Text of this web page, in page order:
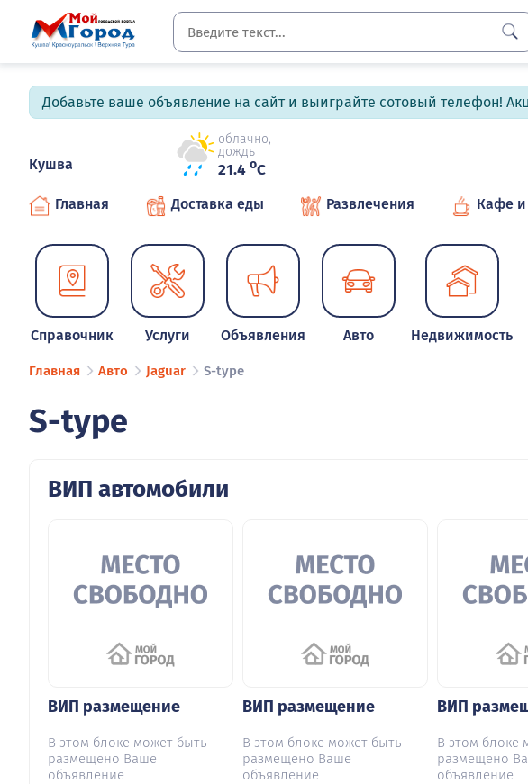
Добавьте ваше объявление на сайт и выиграйте сотовый телефон!
Кушва
облачно,
дождь
21.4 oC
Главная Доставка еды Развлечения Кафе и
Справочник Услуги Объявления Авто Недвижимость
Главная Авто Jaguar S-type
S-type
ВИП автомобили
ВИП размещение
В этом блоке может быть
размещено Ваше
объявление
ВИП размещение
В этом блоке может быть
размещено Ваше
объявление
ВИП
В этом блоке
размещено
объявление